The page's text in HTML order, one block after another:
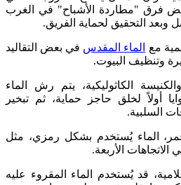
فرق "مطاردة الأشباح" في الغرب
وبعد التحقيق لحماية الفريق.
مع الماء المقدس في بعض التقاليد
وتنظيف البيوت.
الكاثوليكية، يتم رش الماء
أولاً لخلق حاجز حماية، ثم تبخير
السلبية.
الماء يُستخدم بشكل رمزي، مثل
الأربعة.
قد يُستخدم الماء المقروء عليه